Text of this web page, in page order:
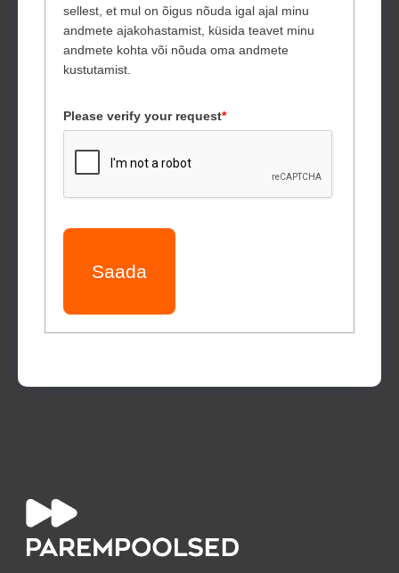
sellest, et mul on õigus nõuda igal ajal minu
andmete ajakohastamist, küsida teavet minu
andmete kohta või nõuda oma andmete
kustutamist.
Please verify your request*
Saada